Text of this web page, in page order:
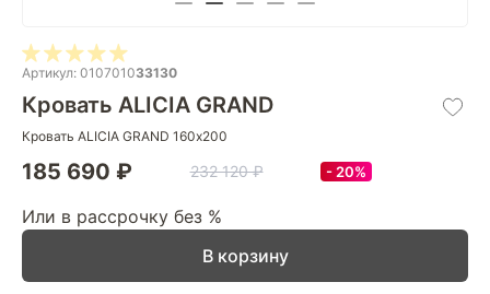
Артикул: 010701033130
Кровать ALICIA GRAND
Кровать ALICIA GRAND 160х200
185 690 ₽ 232 120 ₽ 20%
Или в рассрочку без %
В корзину